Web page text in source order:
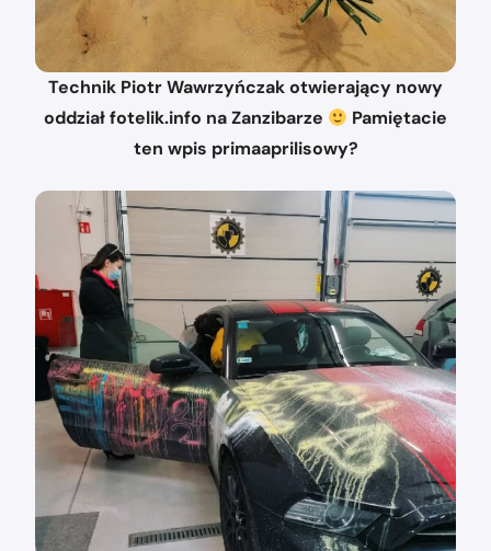
Technik Piotr Wawrzyńczak otwierający nowy
oddział fotelik.info na Zanzibarze
Pamiętacie
ten wpis primaaprilisowy?